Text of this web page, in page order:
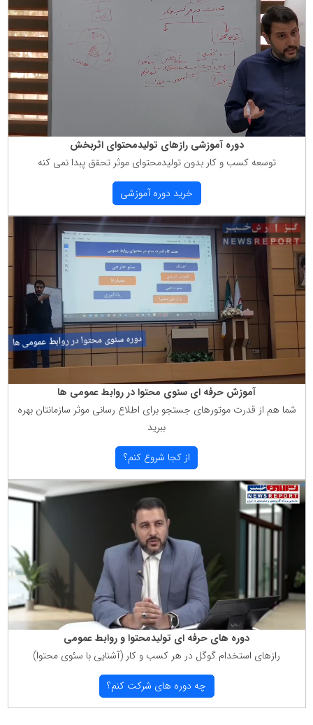
دوره آموزشی رازهای تولیدمحتوای اثربخش
توسعه كسب و كار بدون تولیدمحتوای موثر تحقق پبدا نمی كنه
خرید دوره آموزشی
آموزش حرفه ای سئوی محتوا در روابط عمومی ها
شما هم از قدرت موتورهای جستجو برای اطلاع رسانی موثر سازمانتان بهره
ببرید
از كجا شروع كنم؟
دوره های حرفه ای تولیدمحتوا و روابط عمومی
رازهای استخدام گوگل در هر كسب و كار (آشنایی با سئوی محتوا)
چه دوره های شركت كنم؟